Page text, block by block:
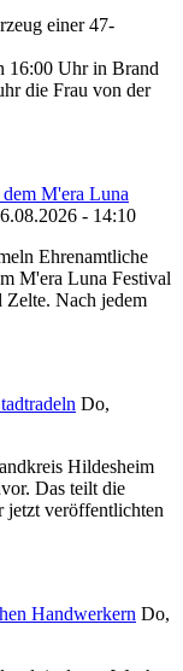
einer 47-
16:00 Uhr in Brand
die Frau von der
M'era Luna
- 14:10
Ehrenamtliche
M'era Luna Festival
Zelte. Nach jedem
Do,
Hildesheim
Das teilt die
jetzt veröffentlichten
Handwerkern Do,